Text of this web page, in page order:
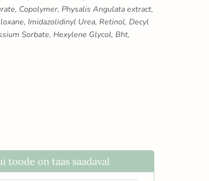
Copolymer, Physalis Angulata extract,
Imidazolidinyl Urea, Retinol, Decyl
Sorbate, Hexylene Glycol, Bht,
toode on taas saadaval